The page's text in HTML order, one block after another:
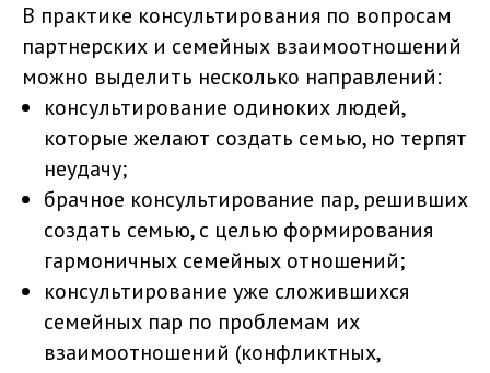
В практике консультирования по вопросам
партнерских и семейных взаимоотношений
можно выделить несколько направлений:
консультирование одиноких людей,
которые желают создать семью, но терпят
неудачу;
брачное консультирование пар, решивших
создать семью, с целью формирования
гармоничных семейных отношений;
консультирование уже сложившихся
семейных пар по проблемам их
взаимоотношений (конфликтных,